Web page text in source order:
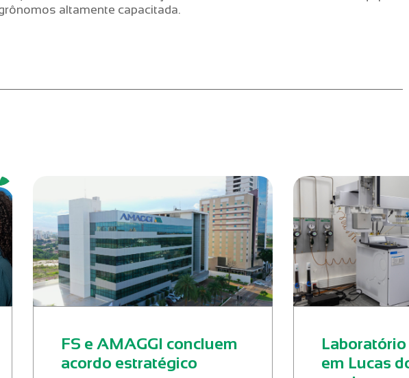
altamente capacitada.
FS e AMAGGI concluem
acordo estratégico
em Lucas